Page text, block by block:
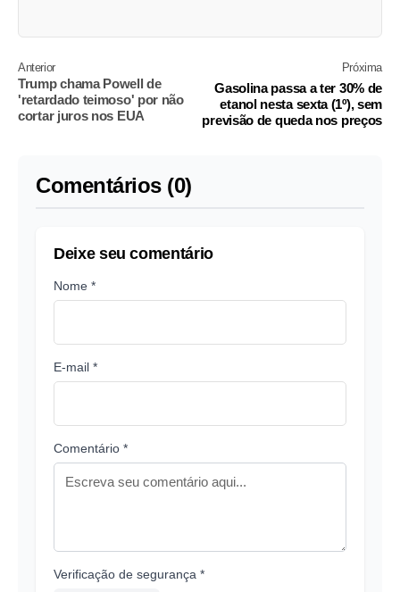
Anterior
Trump chama Powell de
'retardado teimoso' por não
cortar juros nos EUA
Próxima
Gasolina passa a ter 30% de
etanol nesta sexta (1º), sem
previsão de queda nos preços
Comentários (0)
Deixe seu comentário
Nome *
E-mail *
Comentário *
Verificação de segurança *